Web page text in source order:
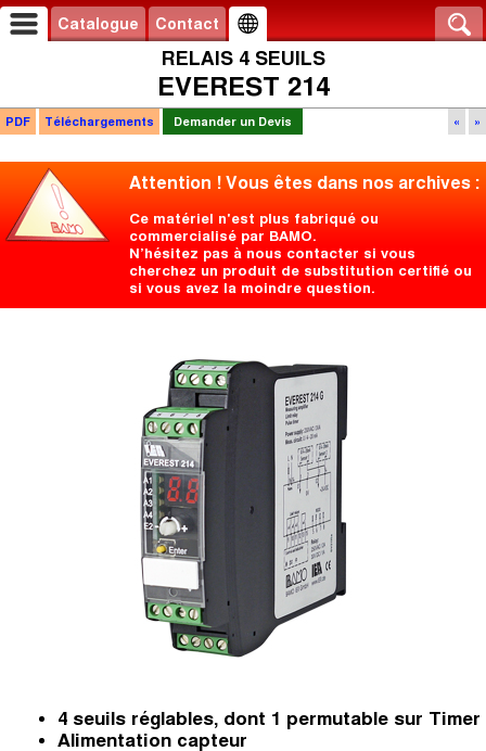
Catalogue Contact
RELAIS 4 SEUILS
EVEREST 214
« »
PDF Téléchargements Demander un Devis
Attention ! Vous êtes dans nos archives :
Ce matériel n'est plus fabriqué ou
commercialisé par BAMO.
N’hésitez pas à nous contacter si vous
cherchez un produit de substitution certifié ou
si vous avez la moindre question.
4 seuils réglables, dont 1 permutable sur Timer
Alimentation capteur